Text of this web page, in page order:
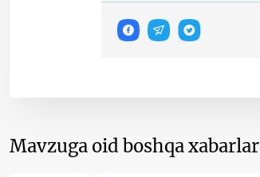
Mavzuga oid boshqa xabarlar